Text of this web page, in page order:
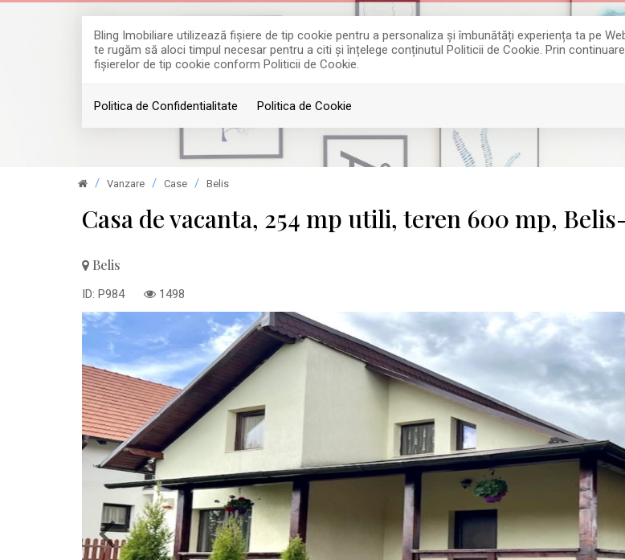
Bling Imobiliare utilizează fişiere de tip cookie pentru a personaliza și îmbunătăți experiența ta pe
te rugăm să aloci timpul necesar pentru a citi și înțelege conținutul Politicii de Cookie. Prin
fişierelor de tip cookie conform Politicii de Cookie.
Politica de Confidentialitate Politica de Cookie
Vanzare Case Belis
Casa de vacanta, 254 mp utili, teren 600 mp,
Belis
ID: P984 1498